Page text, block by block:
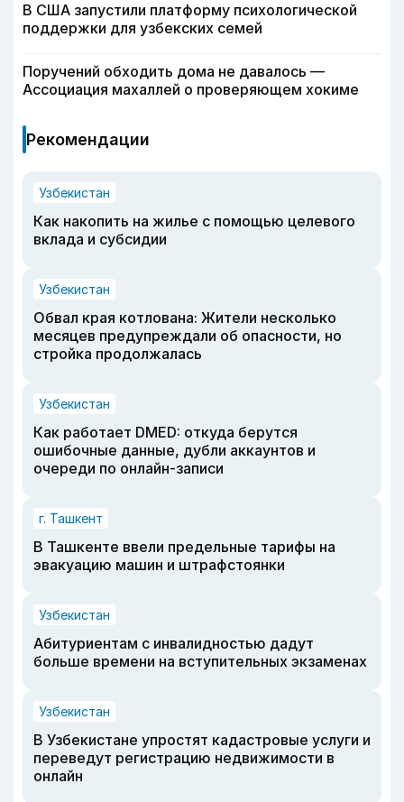
В США запустили платформу психологической
поддержки для узбекских семей
Поручений обходить дома не давалось —
Ассоциация махаллей о проверяющем хокиме
Рекомендации
Узбекистан
Как накопить на жилье с помощью целевого
вклада и субсидии
Узбекистан
Обвал края котлована: Жители несколько
месяцев предупреждали об опасности, но
стройка продолжалась
Узбекистан
Как работает DMED: откуда берутся
ошибочные данные, дубли аккаунтов и
очереди по онлайн-записи
г. Ташкент
В Ташкенте ввели предельные тарифы на
эвакуацию машин и штрафстоянки
Узбекистан
Абитуриентам с инвалидностью дадут
больше времени на вступительных экзаменах
Узбекистан
В Узбекистане упростят кадастровые услуги и
переведут регистрацию недвижимости в
онлайн